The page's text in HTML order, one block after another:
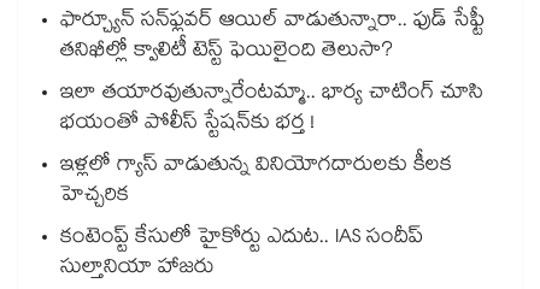
ఫార్చ్యూన్ సన్‌ఫ్లవర్ ఆయిల్ వాడుతున్నారా.. ఫుడ్ సేఫ్టీ
తనిఖీల్లో క్వాలిటీ టెస్ట్ ఫెయిలైంది తెలుసా?
ఇలా తయారవుతున్నారేంటమ్మా.. భార్య చాటింగ్ చూసి
భయంతో పోలీస్ స్టేషన్⁫కు భర్త !
ఇళ్లలో గ్యాస్ వాడుతున్న వినియోగదారులకు కీలక
హెచ్చరిక
కంటెంప్ట్ కేసులో హైకోర్టు ఎదుట.. IAS సందీప్
సుల్తానియా హాజరు